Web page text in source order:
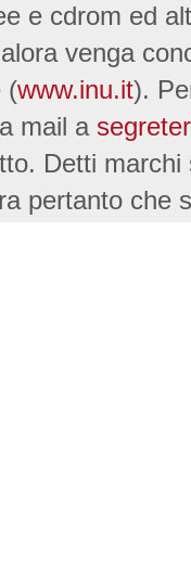
e cdrom ed
venga
(www.inu.it).
mail a
Detti
pertanto che